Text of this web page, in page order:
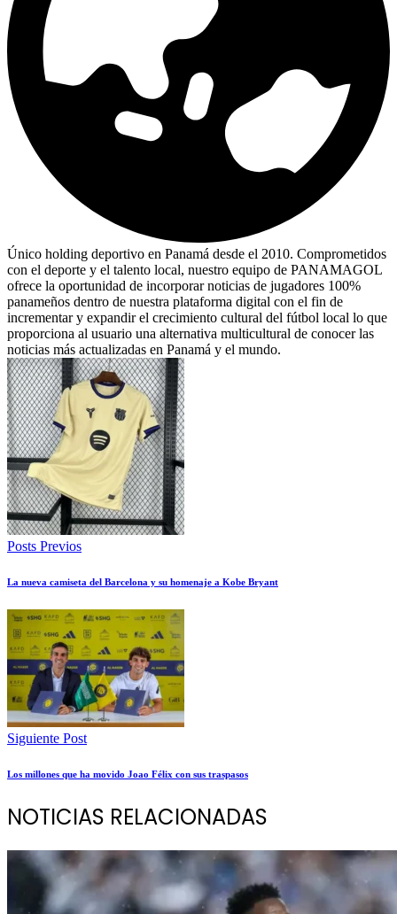
Único holding deportivo en Panamá desde el 2010. Comprometidos
con el deporte y el talento local, nuestro equipo de PANAMAGOL
ofrece la oportunidad de incorporar noticias de jugadores 100%
panameños dentro de nuestra plataforma digital con el fin de
incrementar y expandir el crecimiento cultural del fútbol local lo que
proporciona al usuario una alternativa multicultural de conocer las
noticias más actualizadas en Panamá y el mundo.
Posts Previos
La nueva camiseta del Barcelona y su homenaje a Kobe Bryant
Siguiente Post
Los millones que ha movido Joao Félix con sus traspasos
NOTICIAS RELACIONADAS